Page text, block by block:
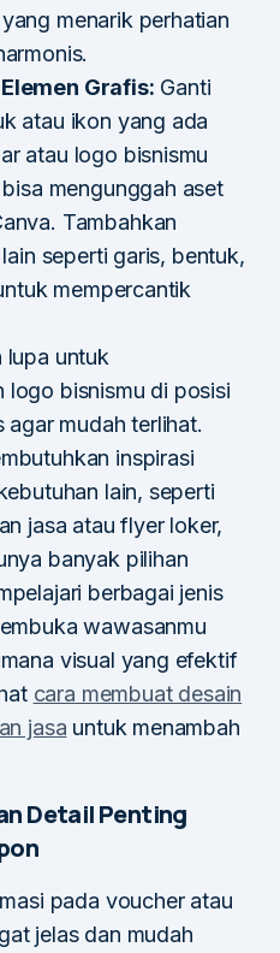
menarik perhatian
Grafis: Ganti
atau ikon yang ada
atau logo bisnismu
mengunggah aset
Tambahkan
seperti garis, bentuk,
mempercantik
lupa untuk
logo bisnismu di posisi
agar mudah terlihat.
inspirasi
lain, seperti
jasa atau flyer loker,
banyak pilihan
berbagai jenis
wawasanmu
visual yang efektif
cara membuat desain
jasa untuk menambah
Detail Penting
pada voucher atau
jelas dan mudah